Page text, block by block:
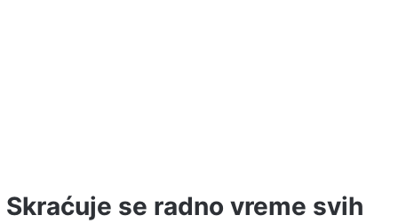
Skraćuje se radno vreme svih